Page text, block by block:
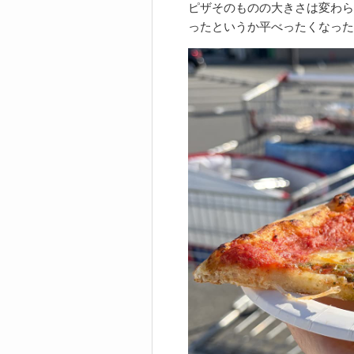
ピザそのものの大きさは変わ
ったというか平べったくなっ